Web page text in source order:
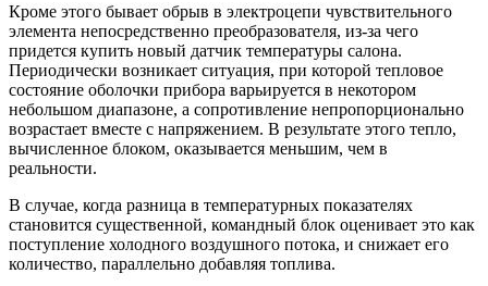
Кроме этого бывает обрыв в электроцепи чувствительного
элемента непосредственно преобразователя, из-за чего
придется купить новый датчик температуры салона.
Периодически возникает ситуация, при которой тепловое
состояние оболочки прибора варьируется в некотором
небольшом диапазоне, а сопротивление непропорционально
возрастает вместе с напряжением. В результате этого тепло,
вычисленное блоком, оказывается меньшим, чем в
реальности.
В случае, когда разница в температурных показателях
становится существенной, командный блок оценивает это как
поступление холодного воздушного потока, и снижает его
количество, параллельно добавляя топлива.